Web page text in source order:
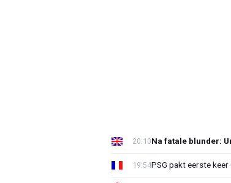
Na fatale blunder:
20:10
PSG pakt eerste
19:54